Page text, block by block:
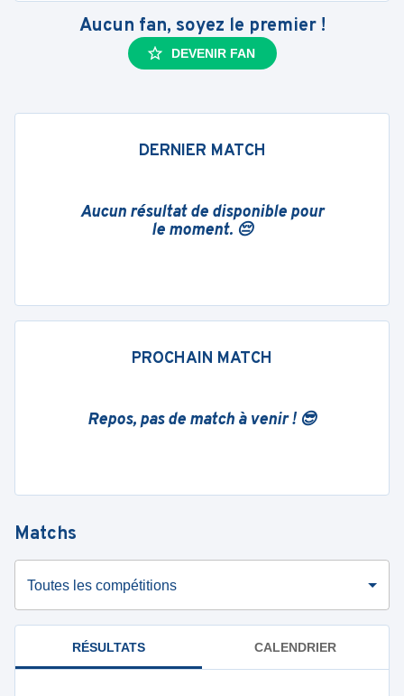
Aucun fan, soyez le premier !
DEVENIR FAN
DERNIER MATCH
Aucun résultat de disponible pour
le moment. 😔
PROCHAIN MATCH
Repos, pas de match à venir ! 😎
Matchs
Toutes les compétitions
RÉSULTATS CALENDRIER